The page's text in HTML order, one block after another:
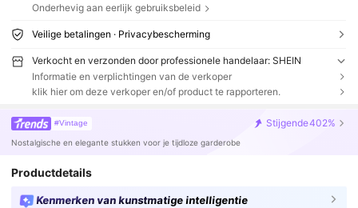
Onderhevig aan eerlijk gebruiksbeleid
Veilige betalingen · Privacybescherming
Verkocht en verzonden door professionele handelaar: SHEIN
Informatie en verplichtingen van de verkoper
klik hier om deze verkoper en/of product te rapporteren.
#Vintage Stijgende402%
Nostalgische en elegante stukken voor je tijdloze garderobe
Productdetails
Kenmerken van kunstmatige intelligentie